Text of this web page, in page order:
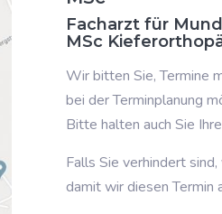
Facharzt für
MSc
Wir bitten Sie, Termine
bei der Terminplanung
Bitte halten auch Sie
Falls Sie verhindert
damit wir diesen Termin